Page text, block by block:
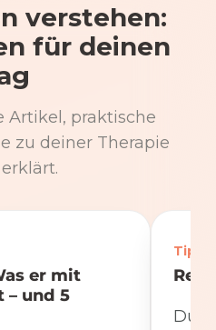
verstehen:
für deinen
Artikel, praktische
zu deiner Therapie
er mit
– und 5
Tipps
Du